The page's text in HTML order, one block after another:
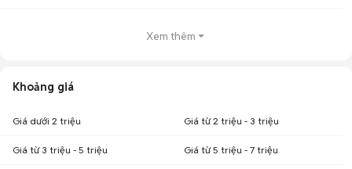
Xem thêm
Khoảng giá
Giá dưới 2 triệu Giá từ 2 triệu - 3 triệu
Giá từ 3 triệu - 5 triệu Giá từ 5 triệu - 7 triệu